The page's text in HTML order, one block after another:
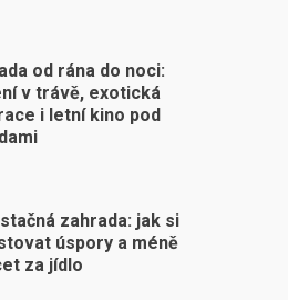
od rána do noci:
v trávě, exotická
i letní kino pod
zahrada: jak si
úspory a méně
za jídlo